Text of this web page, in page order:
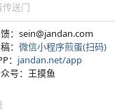
传送门
：sein@jandan.com
： 微信小程序煎蛋(扫码)
： jandan.net/app
号：王摸鱼